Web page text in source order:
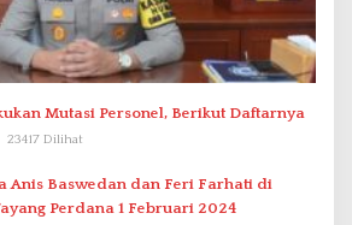
Mutasi Personel, Berikut Daftarnya
23417 Dilihat
Anis Baswedan dan Feri Farhati di
Perdana 1 Februari 2024